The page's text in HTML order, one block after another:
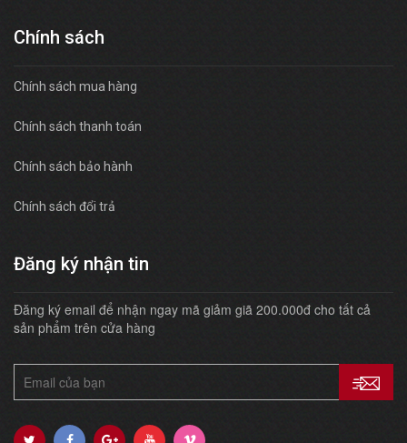
Chính sách
Chính sách mua hàng
Chính sách thanh toán
Chính sách bảo hành
Chính sách đổi trả
Đăng ký nhận tin
Đăng ký email để nhận ngay mã giảm giã 200.000đ cho tất cả
sản phẩm trên cửa hàng